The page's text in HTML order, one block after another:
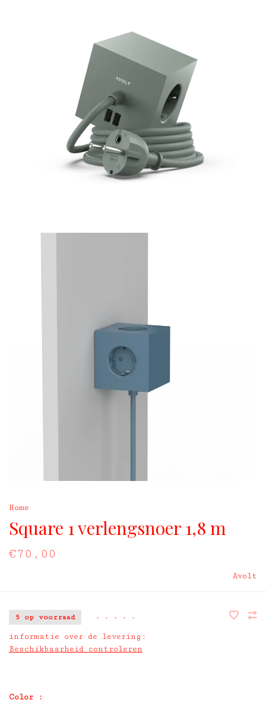
Home
Square 1 verlengsnoer 1,8 m
€70,00
Avolt
5 op voorraad • • • • •
informatie over de levering:
Beschikbaarheid controleren
Color :